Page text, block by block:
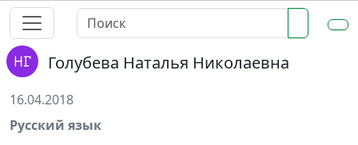
Голубева Наталья Николаевна
16.04.2018
Русский язык